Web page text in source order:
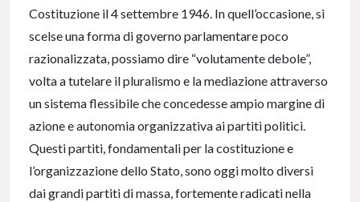
Costituzione il 4 settembre 1946. In quell’occasione, si
scelse una forma di governo parlamentare poco
razionalizzata, possiamo dire “volutamente debole”,
volta a tutelare il pluralismo e la mediazione attraverso
un sistema flessibile che concedesse ampio margine di
azione e autonomia organizzativa ai partiti politici.
Questi partiti, fondamentali per la costituzione e
l’organizzazione dello Stato, sono oggi molto diversi
dai grandi partiti di massa, fortemente radicati nella